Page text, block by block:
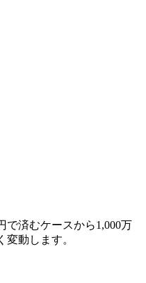
で済むケースから1,000万
動します。